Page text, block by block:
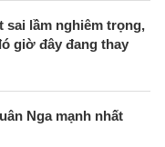
sai lầm nghiêm trọng,
giờ đây đang thay
Nga mạnh nhất